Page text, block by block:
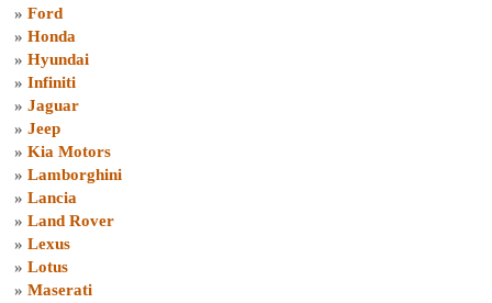
» Ford
» Honda
» Hyundai
» Infiniti
» Jaguar
» Jeep
» Kia Motors
» Lamborghini
» Lancia
» Land Rover
» Lexus
» Lotus
» Maserati